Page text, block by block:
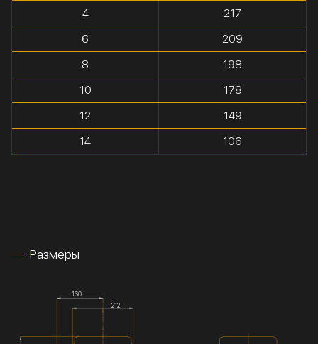
4
217
6
209
8
198
10
178
12
149
14
106
Размеры
160
212